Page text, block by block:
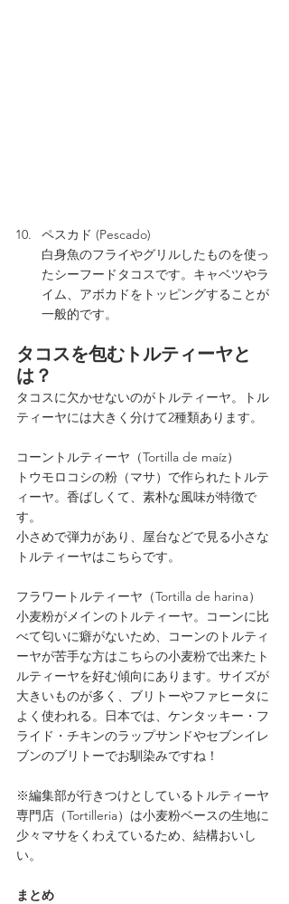
ペスカド (Pescado)
白身魚のフライやグリルしたものを使っ
たシーフードタコスです。キャベツやラ
イム、アボカドをトッピングすることが
一般的です。
タコスを包むトルティーヤと
は？
タコスに欠かせないのがトルティーヤ。トル
ティーヤには大きく分けて2種類あります。
コーントルティーヤ（Tortilla de maíz）
トウモロコシの粉（マサ）で作られたトルテ
ィーヤ。香ばしくて、素朴な風味が特徴で
す。
小さめで弾力があり、屋台などで見る小さな
トルティーヤはこちらです。
フラワートルティーヤ（Tortilla de harina）
小麦粉がメインのトルティーヤ。コーンに比
べて匂いに癖がないため、コーンのトルティ
ーヤが苦手な方はこちらの小麦粉で出来たト
ルティーヤを好む傾向にあります。サイズが
大きいものが多く、ブリトーやファヒータに
よく使われる。日本では、ケンタッキー・フ
ライド・チキンのラップサンドやセブンイレ
ブンのブリトーでお馴染みですね！
※編集部が行きつけとしているトルティーヤ
専門店（Tortilleria）は小麦粉ベースの生地に
少々マサをくわえているため、結構おいし
い。
まとめ